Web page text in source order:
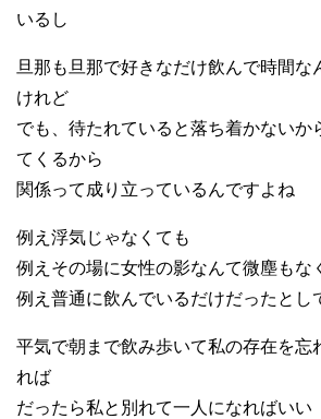
いるし
旦那も旦那で好きなだけ飲んで時間な
けれど
でも、待たれていると落ち着かないか
てくるから
関係って成り立っているんですよね
例え浮気じゃなくても
例えその場に女性の影なんて微塵もな
例え普通に飲んでいるだけだったとし
平気で朝まで飲み歩いて私の存在を忘
れば
だったら私と別れて一人になればいい